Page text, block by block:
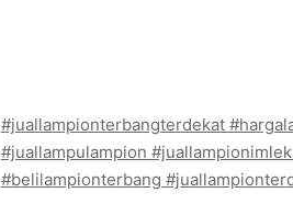
#juallampionterbangterdekat
#juallampulampion
#belilampionterbang